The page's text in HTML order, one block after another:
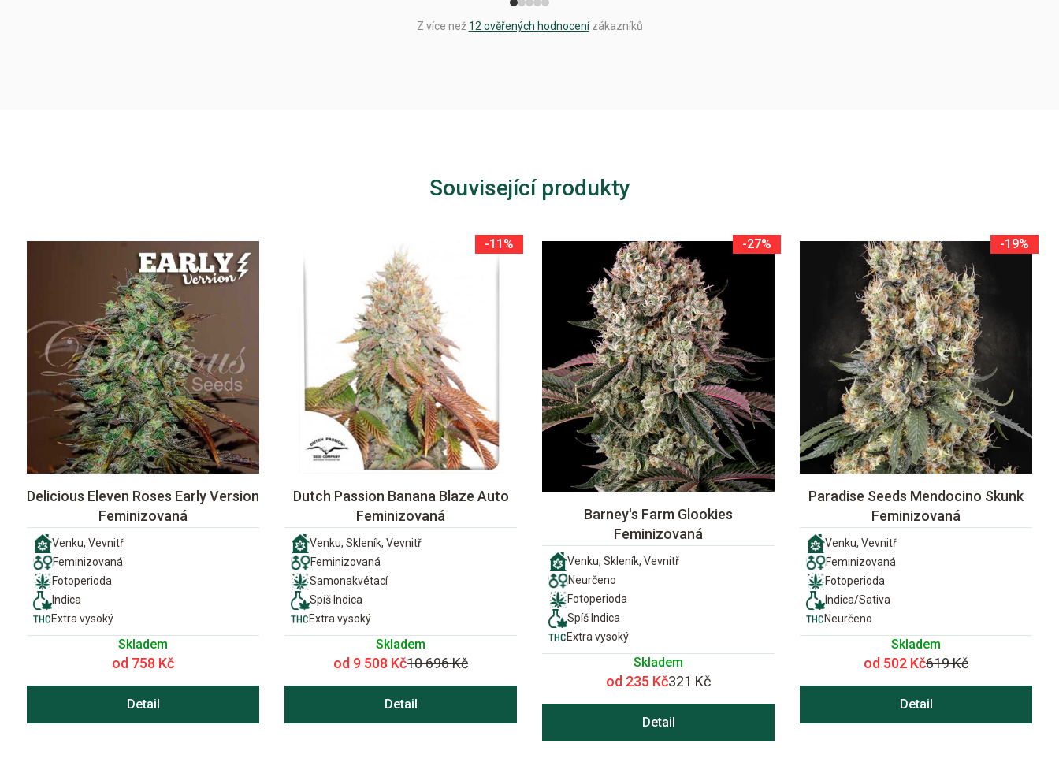
Z více než 12 ověřených hodnocenízákazníků
Související produkty
Delicious Eleven Roses Early Version
Feminizovaná
Venku, Vevnitř
Feminizovaná
Fotoperioda
Indica
Extra vysoký
Skladem
od 758 Kč
Detail
-11%
Dutch Passion Banana Blaze Auto
Feminizovaná
Venku, Skleník, Vevnitř
Feminizovaná
Samonakvétací
Spíš Indica
Extra vysoký
Skladem
od 9 508 Kč10 696 Kč
Detail
-27%
Barney's Farm Glookies
Feminizovaná
Venku, Skleník, Vevnitř
Neurčeno
Fotoperioda
Spíš Indica
Extra vysoký
Skladem
od 235 Kč321 Kč
Detail
-19%
Paradise Seeds Mendocino Skunk
Feminizovaná
Venku, Vevnitř
Feminizovaná
Fotoperioda
Indica/Sativa
Neurčeno
Skladem
od 502 Kč619 Kč
Detail